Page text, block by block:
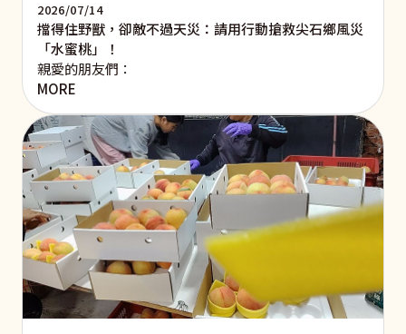
2026/07/14
擋得住野獸，卻敵不過天災：請用行動搶救尖石鄉風災
「水蜜桃」！
親愛的朋友們：
MORE